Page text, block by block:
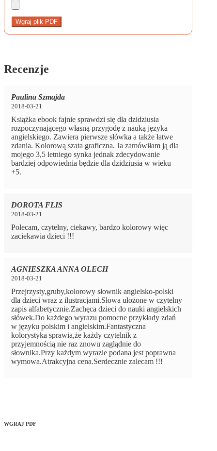
Wgraj plik PDF
Recenzje
Paulina Szmajda
2018-03-21
Książka ebook fajnie sprawdzi się dla dzidziusia
rozpoczynającego własną przygodę z nauką języka
angielskiego. Zawiera pierwsze słówka a także łatwe
zdania. Kolorową szata graficzna. Ja zamówiłam ją dla
mojego 3,5 letniego synka jednak zdecydowanie
bardziej odpowiednia będzie dla dzidziusia w wieku
+5.
DOROTA FLIS
2018-03-21
Polecam, czytelny, ciekawy, bardzo kolorowy więc
zaciekawia dzieci !!!
AGNIESZKA ANNA OLECH
2018-03-21
Przejrzysty,gruby,kolorowy słownik angielsko-polski
dla dzieci wraz z ilustracjami.Słowa ułożone w czytelny
zapis alfabetycznie.Zachęca dzieci do nauki angielskich
słówek.Do każdego wyrazu pomocne przykłady zdań
w języku polskim i angielskim.Fantastyczna
kolorystyka sprawia,że każdy czytelnik z
przyjemnością nie raz znowu zaglądnie do
słownika.Przy każdym wyrazie podana jest poprawna
wymowa.Atrakcyjna cena.Serdecznie zalecam !!!
WGRAJ PDF